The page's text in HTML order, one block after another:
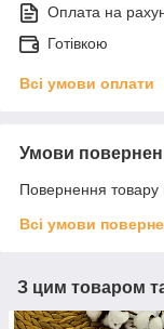
Оплата на
Готівкою
Всі умови оплати
Умови
Повернення товару
Всі умови
З цим товаром